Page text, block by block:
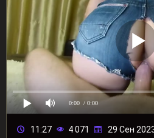
0:00 / 0:00
11:27 4 071 29 Сен